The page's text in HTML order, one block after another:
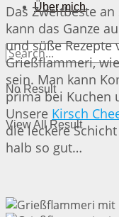
Über mich
No Result
View All Result
Das Zweitbeste
kann das Ganze
und süße Rezepte
Grießflammeri,
sein. Man kann
prima bei Kuchen
Unsere Kirsch
die leckere
halb so gut…